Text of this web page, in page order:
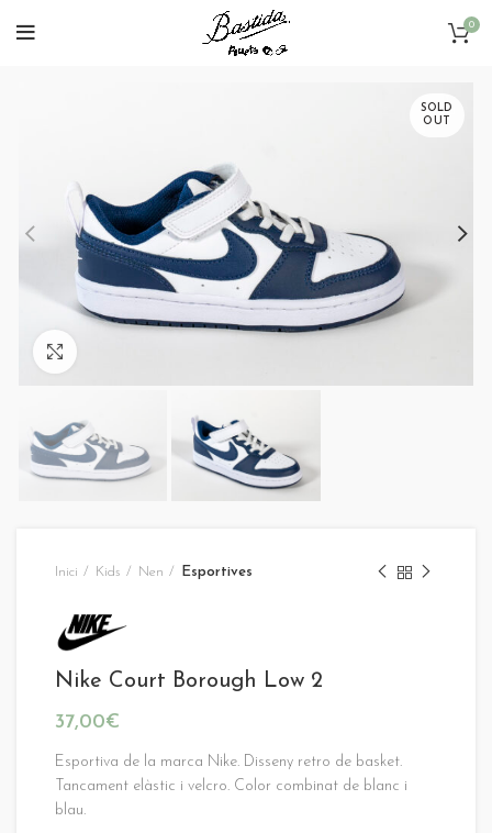
0
SOLD
OUT
Inici Kids Nen Esportives
Nike Court Borough Low 2
37,00€
Esportiva de la marca Nike. Disseny retro de basket.
Tancament elàstic i velcro. Color combinat de blanc i
blau.